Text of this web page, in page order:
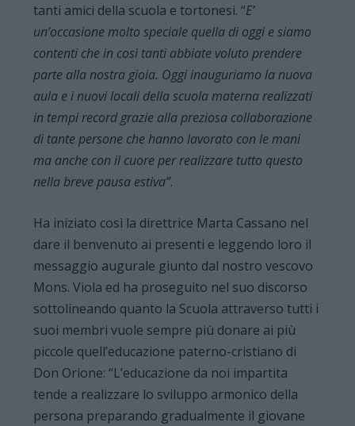
tanti amici della scuola e tortonesi. “E’
un’occasione molto speciale quella di oggi e siamo
contenti che in così tanti abbiate voluto prendere
parte alla nostra gioia. Oggi inauguriamo la nuova
aula e i nuovi locali della scuola materna realizzati
in tempi record grazie alla preziosa collaborazione
di tante persone che hanno lavorato con le mani
ma anche con il cuore per realizzare tutto questo
nella breve pausa estiva”.
Ha iniziato così la direttrice Marta Cassano nel
dare il benvenuto ai presenti e leggendo loro il
messaggio augurale giunto dal nostro vescovo
Mons. Viola ed ha proseguito nel suo discorso
sottolineando quanto la Scuola attraverso tutti i
suoi membri vuole sempre più donare ai più
piccole quell’educazione paterno-cristiano di
Don Orione: “L’educazione da noi impartita
tende a realizzare lo sviluppo armonico della
persona preparando gradualmente il giovane